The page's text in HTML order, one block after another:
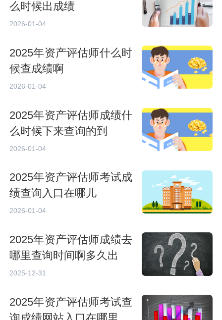
么时候出成绩
2026-01-04
2025年资产评估师什么时
候查成绩啊
2026-01-04
2025年资产评估师成绩什
么时候下来查询的到
2026-01-04
2025年资产评估师考试成
绩查询入口在哪儿
2026-01-04
2025年资产评估师成绩去
哪里查询时间啊多久出
2025-12-31
2025年资产评估师考试查